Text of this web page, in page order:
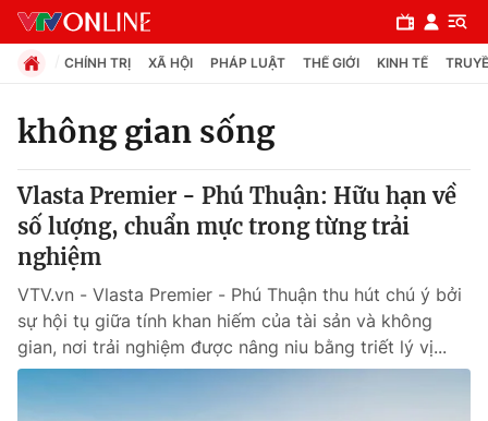
Chuyên mục
Chính trị
Pháp luật
Y tế
CHÍNH TRỊ XÃ HỘI PHÁP LUẬT THẾ GIỚI KINH TẾ
không gian sống
Vlasta Premier - Phú Thuận: Hữu hạn về
số lượng, chuẩn mực trong từng trải
nghiệm
VTV.vn - Vlasta Premier - Phú Thuận thu hút chú ý bởi
sự hội tụ giữa tính khan hiếm của tài sản và không
gian, nơi trải nghiệm được nâng niu bằng triết lý vị...